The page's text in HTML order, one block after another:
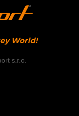
World!
s.r.o.